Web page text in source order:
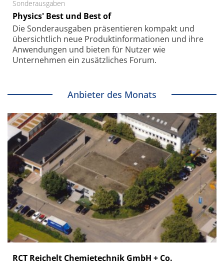
Sonderausgaben
Physics' Best und Best of
Die Sonder­ausgaben präsentieren kompakt und
übersichtlich neue Produkt­informationen und ihre
Anwendungen und bieten für Nutzer wie
Unternehmen ein zusätzliches Forum.
Anbieter des Monats
RCT Reichelt Chemietechnik GmbH + Co.